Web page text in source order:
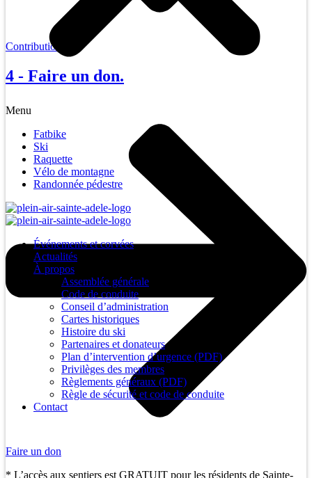
Menu
Fatbike
Ski
Raquette
Vélo de montagne
Randonnée pédestre
Événements et corvées
Actualités
À propos
Assemblée générale
Code de conduite
Conseil d’administration
Cartes historiques
Histoire du ski
Partenaires et donateurs
Plan d’intervention d’urgence (PDF)
Privilèges des membres
Règlements généraux (PDF)
Règle de sécurité et code de conduite
Contact
Contribution
4 - Faire un don.
Faire un don
* L’accès aux sentiers est GRATUIT pour les résidents de Sainte-